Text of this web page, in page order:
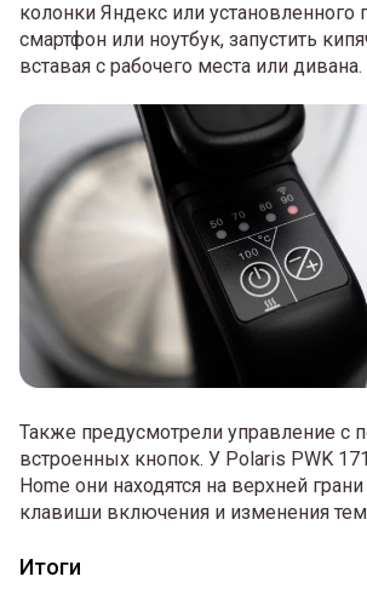
колонки Яндекс или установленного
смартфон или ноутбук, запустить
вставая с рабочего места или дивана.
Также предусмотрели управление с
встроенных кнопок. У Polaris PWK
Home они находятся на верхней грани
клавиши включения и изменения
Итоги